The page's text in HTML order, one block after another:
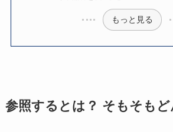
もっと見る
参照するとは？ そもそもど